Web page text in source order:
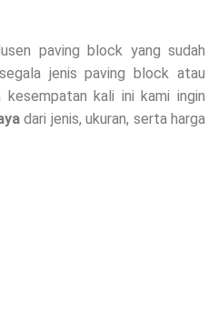
paving block yang sudah
jenis paving block atau
kali ini kami ingin
dari jenis, ukuran, serta harga